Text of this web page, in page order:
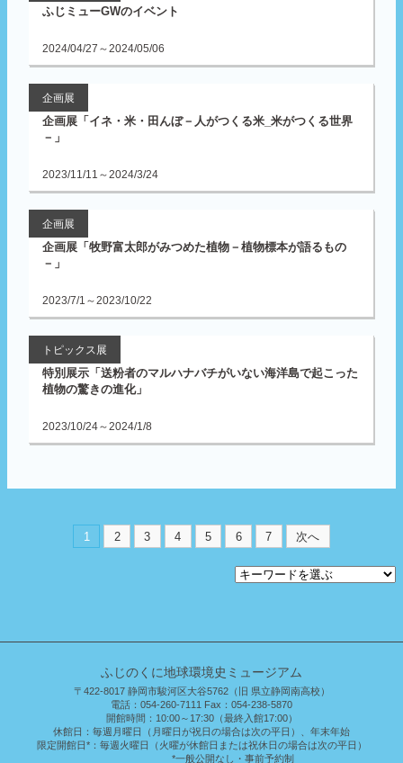
ふじミューGWのイベント
2024/04/27～2024/05/06
企画展
企画展「イネ・米・田んぼ－人がつくる米_米がつくる世界
－」
2023/11/11～2024/3/24
企画展
企画展「牧野富太郎がみつめた植物－植物標本が語るもの
－」
2023/7/1～2023/10/22
トピックス展
特別展示「送粉者のマルハナバチがいない海洋島で起こった
植物の驚きの進化」
2023/10/24～2024/1/8
1 2 3 4 5 6 7 次へ
ふじのくに地球環境史ミュージアム
〒422-8017 静岡市駿河区大谷5762（旧 県立静岡南高校）
電話：054-260-7111 Fax：054-238-5870
開館時間： 10:00～17:30（最終入館17:00）
休館日： 毎週月曜日（月曜日が祝日の場合は次の平日）、年末年始
限定開館日*： 毎週火曜日（火曜が休館日または祝休日の場合は次の平日）
*一般公開なし・事前予約制